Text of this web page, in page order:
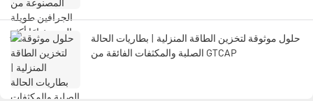
حلول موثوقة لتخزين الطاقة المنزلية | بطاريات الحالة
الصلبة والمكثفات الفائقة من GTCAP